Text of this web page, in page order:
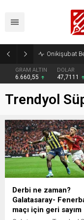
GRAM ALTIN
6.660,55
DOLAR
47,7111
Trendyol
Derbi ne zaman?
Galatasaray-
maçı için geri sayım